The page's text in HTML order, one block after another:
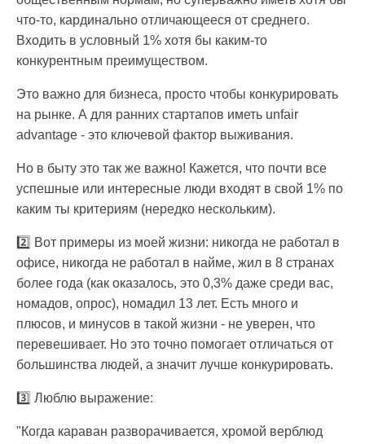
что-то, кардинально отличающееся от среднего.
Входить в условный 1% хотя бы каким-то
конкурентным преимуществом.
Это важно для бизнеса, просто чтобы конкурировать
на рынке. А для ранних стартапов иметь unfair
advantage - это ключевой фактор выживания.
Но в быту это так же важно! Кажется, что почти все
успешные или интересные люди входят в свой 1% по
каким ты критериям (нередко нескольким).
2️⃣ Вот примеры из моей жизни: никогда не работал в
офисе, никогда не работал в найме, жил в 8 странах
более года (как оказалось, это 0,3% даже среди вас,
номадов, опрос), номадил 13 лет. Есть много и
плюсов, и минусов в такой жизни - не уверен, что
перевешивает. Но это точно помогает отличаться от
большинства людей, а значит лучше конкурировать.
3️⃣ Люблю выражение:
"Когда караван разворачивается, хромой верблюд